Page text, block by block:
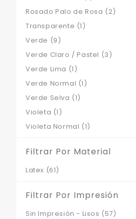
Rosado Palo de Rosa (2)
Transparente (1)
Verde (9)
Verde Claro / Pastel (3)
Verde Lima (1)
Verde Normal (1)
Verde Selva (1)
Violeta (1)
Violeta Normal (1)
Filtrar Por Material
Latex (61)
Filtrar Por Impresión
Sin Impresión - Lisos (57)